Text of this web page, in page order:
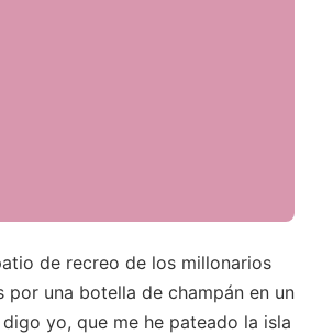
de recreo de los millonarios
por una botella de champán en un
yo, que me he pateado la isla